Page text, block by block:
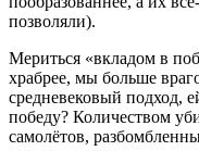
позволяли).
Мериться «вкладом в
храбрее, мы больше
средневековый подход,
победу? Количеством
самолётов,